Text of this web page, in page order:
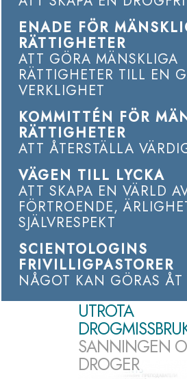
ENADE FÖR
RÄTTIGHETER
ATT GÖRA MÄNSKLIGA
RÄTTIGHETER TILL EN
VERKLIGHET
KOMMITTÉN FÖR
RÄTTIGHETER
ATT ÅTERSTÄLLA
VÄGEN TILL LYCKA
ATT SKAPA EN VÄRLD
FÖRTROENDE,
SJÄLVRESPEKT
SCIENTOLOGINS
FRIVILLIGPASTORER
NÅGOT KAN GÖRAS ÅT
UTROTA
SANNINGEN
DROGER